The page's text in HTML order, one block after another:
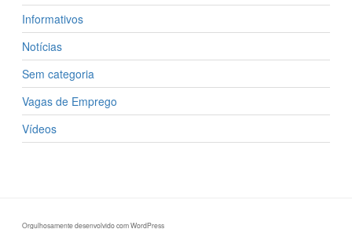
Informativos
Notícias
Sem categoria
Vagas de Emprego
Vídeos
Orgulhosamente desenvolvido com WordPress